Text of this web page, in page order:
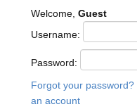
Welcome, Guest
Username:
Password:
Forgot your password?
an account